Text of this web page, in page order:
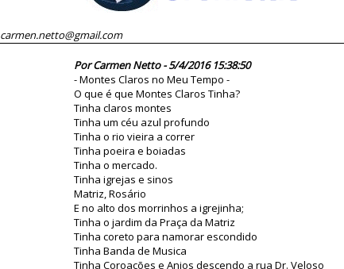
carmen.netto@gmail.com
Por Carmen Netto - 5/4/2016 15:38:50
- Montes Claros no Meu Tempo -
O que é que Montes Claros Tinha?
Tinha claros montes
Tinha um céu azul profundo
Tinha o rio vieira a correr
Tinha poeira e boiadas
Tinha o mercado.
Tinha igrejas e sinos
Matriz, Rosário
E no alto dos morrinhos a igrejinha;
Tinha o jardim da Praça da Matriz
Tinha coreto para namorar escondido
Tinha Banda de Musica
Tinha Coroações e Anjos descendo a rua Dr. Veloso